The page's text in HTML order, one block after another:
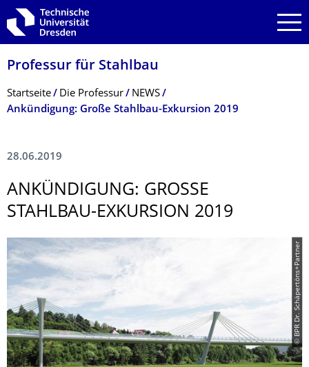
Zur Hauptnavigation springen
Zur Suche springen
Zum Inhalt springen
Professur für Stahlbau
Breadcrumb-Menü
Startseite Die Professur
NEWS
Ankündigung: Große Stahlbau-Exkursion 2019
28.06.2019
ANKÜNDIGUNG: GROSSE S
TAHLBAU-EXKURSION 2019
© BPR Dr. Schäpertöns+Partner